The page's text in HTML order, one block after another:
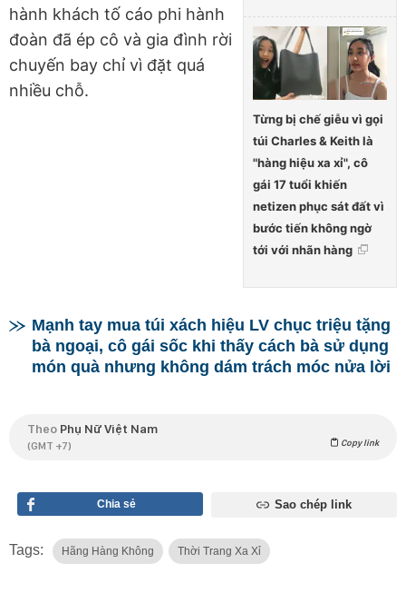
Từng bị chế giễu vì gọi
túi Charles & Keith là
"hàng hiệu xa xỉ", cô
gái 17 tuổi khiến
netizen phục sát đất vì
bước tiến không ngờ
tới với nhãn hàng
hành khách tố cáo phi hành
đoàn đã ép cô và gia đình rời
chuyến bay chỉ vì đặt quá
nhiều chỗ.
Mạnh tay mua túi xách hiệu LV chục triệu tặng
bà ngoại, cô gái sốc khi thấy cách bà sử dụng
món quà nhưng không dám trách móc nửa lời
Theo Phụ Nữ Việt Nam
(GMT +7) Copy link
Chia sẻ Sao chép link
Tags: Hãng Hàng Không Thời Trang Xa Xỉ